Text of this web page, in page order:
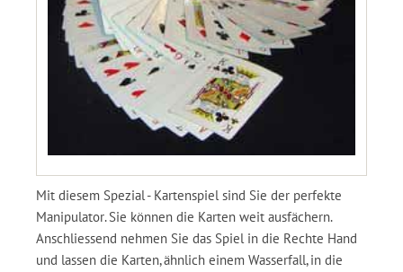
Mit diesem Spezial - Kartenspiel sind Sie der perfekte
Manipulator. Sie können die Karten weit ausfächern.
Anschliessend nehmen Sie das Spiel in die Rechte Hand
und lassen die Karten, ähnlich einem Wasserfall, in die